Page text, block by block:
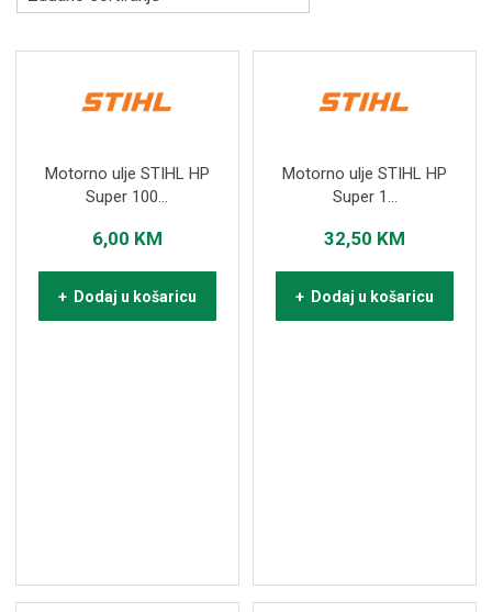
Motorno ulje STIHL HP
Super 100...
6,00 KM
+ Dodaj u košaricu
Motorno ulje STIHL HP
Super 1...
32,50 KM
+ Dodaj u košaricu